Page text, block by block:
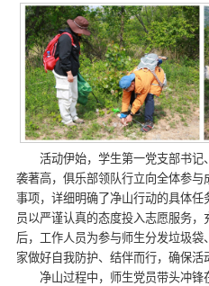
活动伊始，学生第一党支部书
袭著高，俱乐部领队行立向全体参
事项，详细明确了净山行动的具体
员以严谨认真的态度投入志愿服务
后，工作人员为参与师生分发垃圾
家做好自我防护、结伴而行，确保活
净山过程中，师生党员带头冲